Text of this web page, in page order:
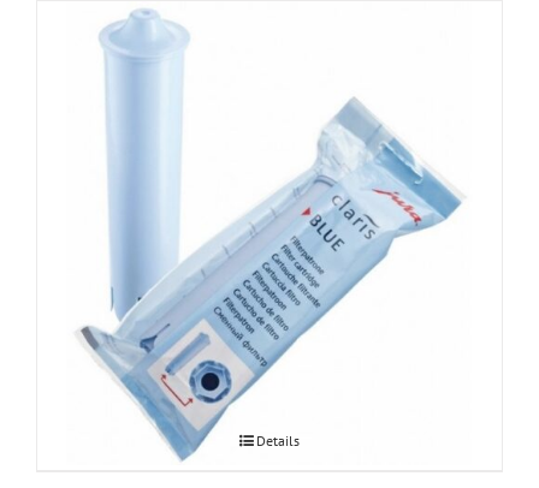
JURA Claris Blue veefilter 1tk
Details